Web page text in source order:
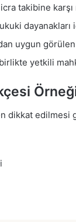
takibine karşı
dayanakları
uygun
yetkili
dikkat edilmesi